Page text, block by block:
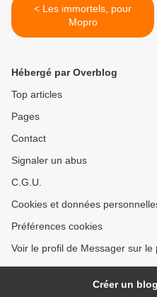
< Les immortels, pour
Mopro
Hébergé par Overblog
Top articles
Pages
Contact
Signaler un abus
C.G.U.
Cookies et données
Préférences cookies
Voir le profil de Messager sur le
Créer un